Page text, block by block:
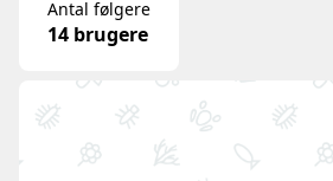
Antal følgere
14 brugere